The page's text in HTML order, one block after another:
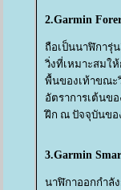
2.Garmin
ถือเป็นนาฬิการุ่
วิ่งที่เหมาะสมใ
พื้นของเท้าขณะ
อัตราการเต้นข
ฝึก ณ ปัจจุบันขอ
3.Garmin
นาฬิกาออกกำลั